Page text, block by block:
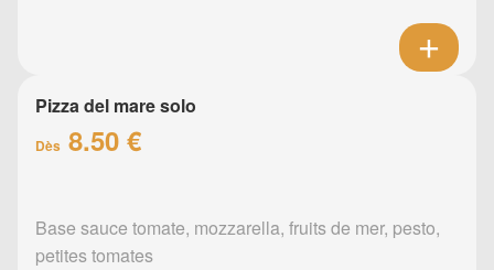
Pizza del mare solo
Dès 8.50 €
Base sauce tomate, mozzarella, fruits de mer, pesto,
petites tomates